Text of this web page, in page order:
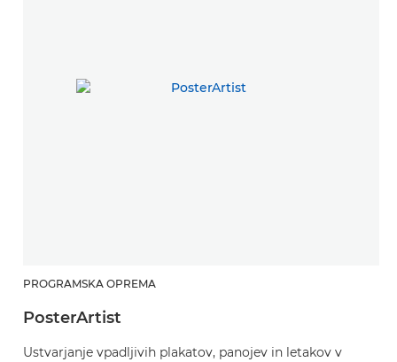
PROGRAMSKA OPREMA
PosterArtist
Ustvarjanje vpadljivih plakatov, panojev in letakov v